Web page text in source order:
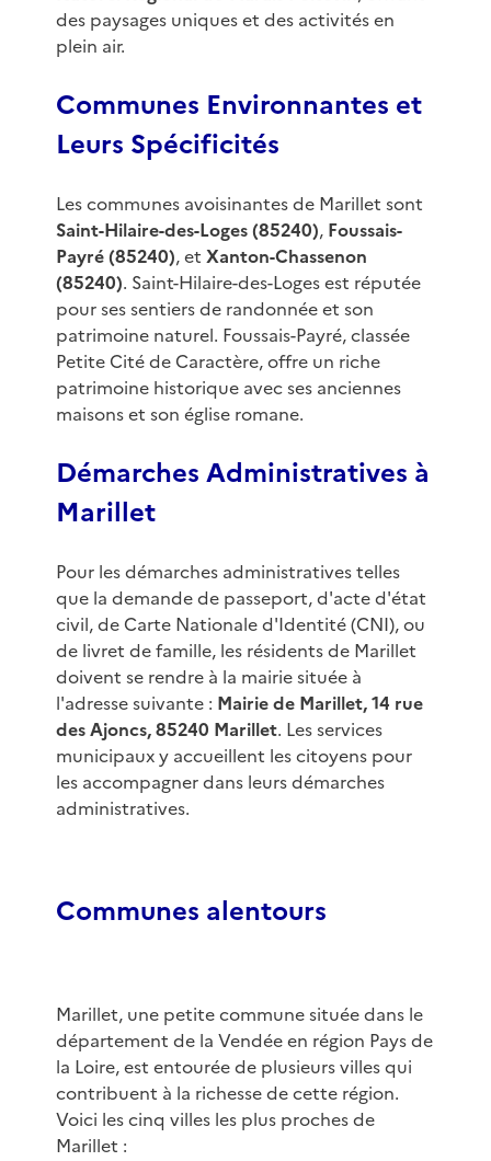
des paysages uniques et des activités en
plein air.
Communes Environnantes et
Leurs Spécificités
Les communes avoisinantes de Marillet sont
Saint-Hilaire-des-Loges (85240), Foussais-
Payré (85240), et Xanton-Chassenon
(85240). Saint-Hilaire-des-Loges est réputée
pour ses sentiers de randonnée et son
patrimoine naturel. Foussais-Payré, classée
Petite Cité de Caractère, offre un riche
patrimoine historique avec ses anciennes
maisons et son église romane.
Démarches Administratives à
Marillet
Pour les démarches administratives telles
que la demande de passeport, d'acte d'état
civil, de Carte Nationale d'Identité (CNI), ou
de livret de famille, les résidents de Marillet
doivent se rendre à la mairie située à
l'adresse suivante : Mairie de Marillet, 14 rue
des Ajoncs, 85240 Marillet. Les services
municipaux y accueillent les citoyens pour
les accompagner dans leurs démarches
administratives.
Communes alentours
Marillet, une petite commune située dans le
département de la Vendée en région Pays de
la Loire, est entourée de plusieurs villes qui
contribuent à la richesse de cette région.
Voici les cinq villes les plus proches de
Marillet :